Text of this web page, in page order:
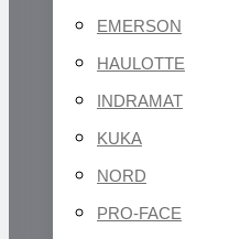
EMERSON
HAULOTTE
INDRAMAT
KUKA
NORD
PRO-FACE